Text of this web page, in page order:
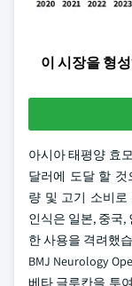
이 시장을 형
아시아 태평양 효
달러에 도달 할 것
량 및 고기 소비
인식은 일본, 중국
한 사용을 격려했
BMJ Neurology
베타 글루칸을 투